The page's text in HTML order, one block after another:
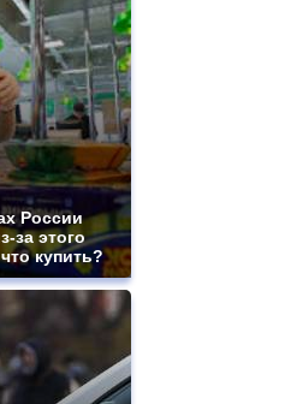
России
за этого
купить?